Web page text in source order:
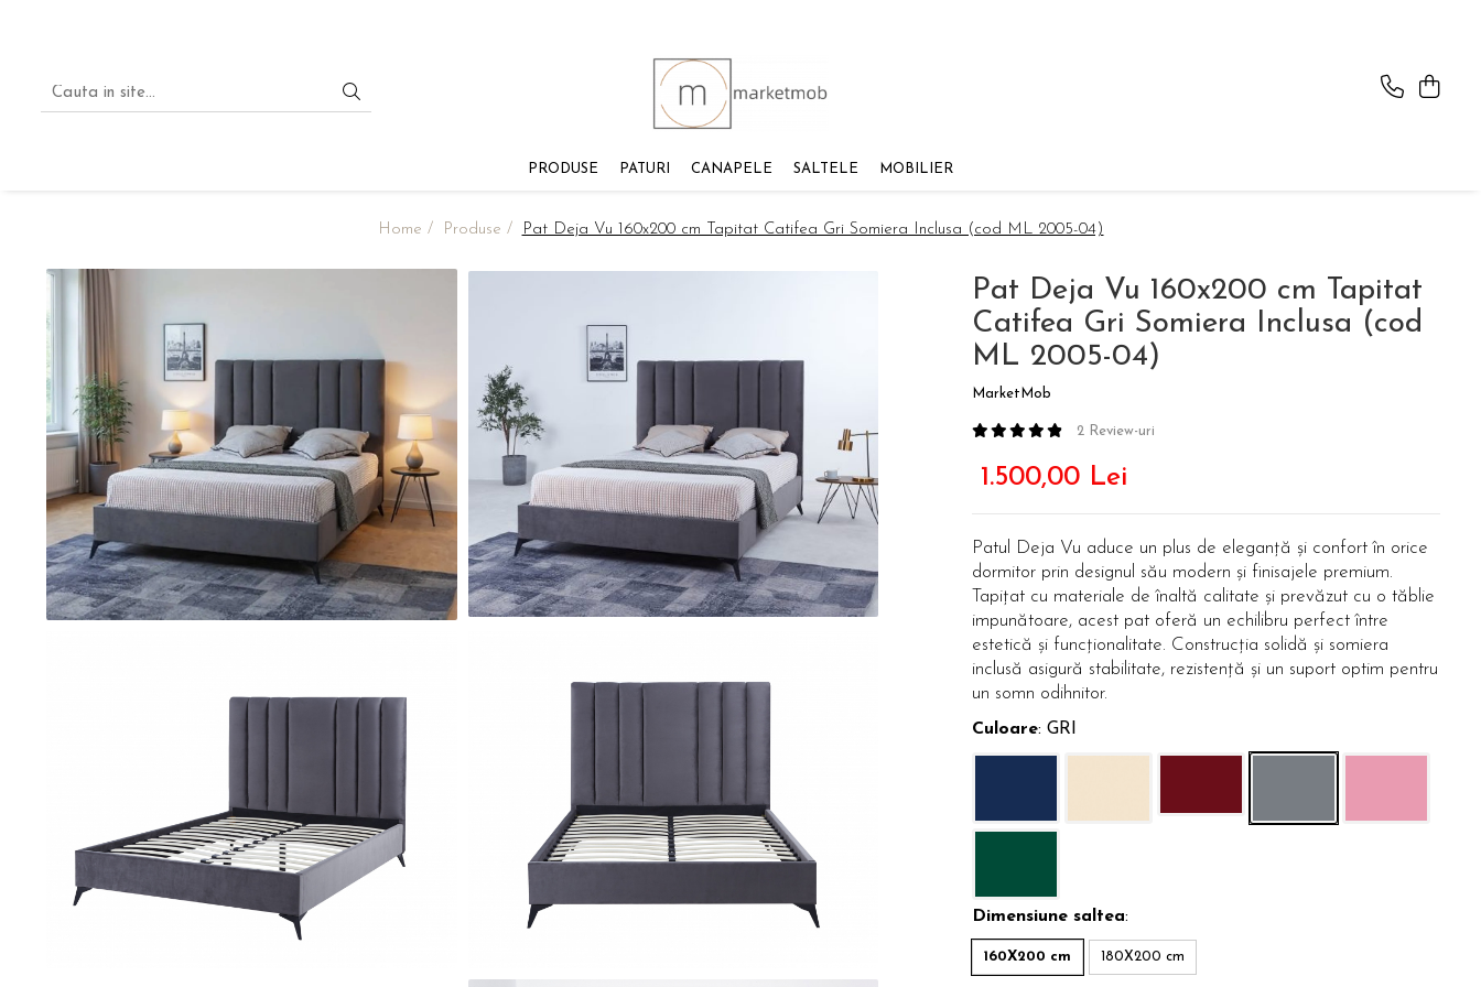
PRODUSE PATURI CANAPELE SALTELE MOBILIER
Home / Produse / Pat Deja Vu 160x200 cm Tapitat Catifea Gri Somiera Inclusa (cod ML 2005-04)
Pat Deja Vu 160x200 cm Tapitat
Catifea Gri Somiera Inclusa (cod
ML 2005-04)
MarketMob
2 Review-uri
1.500,00 Lei
Patul Deja Vu aduce un plus de eleganță și confort în orice
dormitor prin designul său modern și finisajele premium.
Tapițat cu materiale de înaltă calitate și prevăzut cu o tăblie
impunătoare, acest pat oferă un echilibru perfect între
estetică și funcționalitate. Construcția solidă și somiera
inclusă asigură stabilitate, rezistență și un suport optim pentru
un somn odihnitor.
Culoare: GRI
Dimensiune saltea:
160X200 cm 180X200 cm